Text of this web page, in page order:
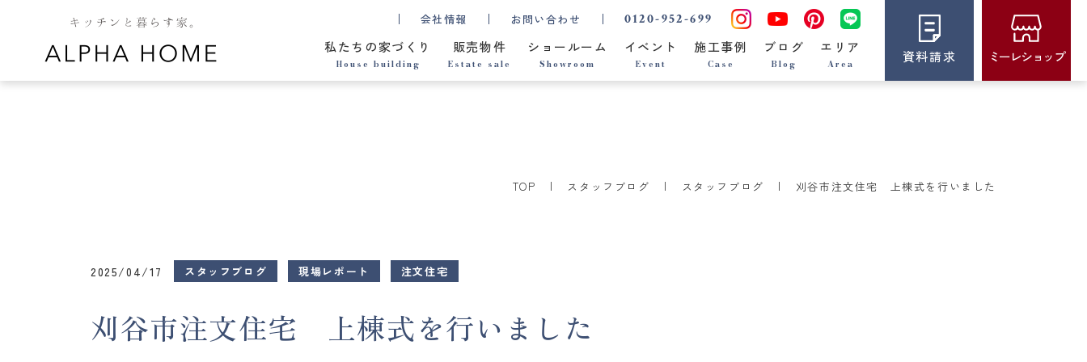
会社情報 お問い合わせ
0120-952-699
私たちの家づくり
House building
販売物件
Estate sale
ショールーム
Showroom
イベント
Event
施工事例
Case
ブログ
Blog
エリア
Area
資料請求 ミーレショップ
TOP スタッフブログ スタッフブログ 刈谷市注文住宅 上棟式を行いました
2025/04/17 スタッフブログ 現場レポート 注文住宅
刈谷市注文住宅 上棟式を行いました